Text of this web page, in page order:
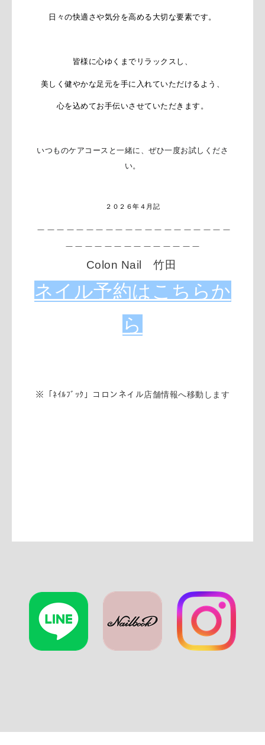
日々の快適さや気分を高める大切な要素です。
皆様に心ゆくまでリラックスし、
美しく健やかな足元を手に入れていただけるよう、
心を込めてお手伝いさせていただきます。
いつものケアコースと一緒に、ぜひ一度お試しくださ
い。
２０２６年４月記
Colon Nail 竹田
ネイル予約はこちらか
ら
※「ﾈｲﾙﾌﾞｯｸ」コロンネイル店舗情報へ移動します